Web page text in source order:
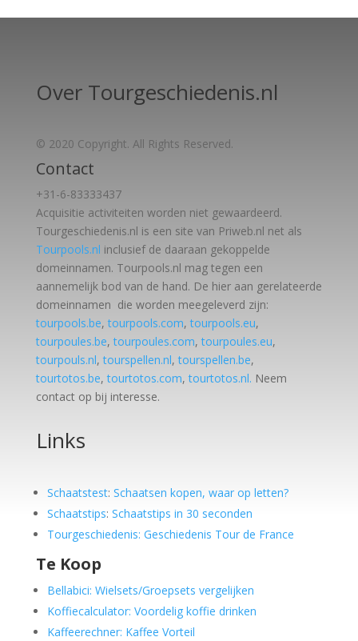
Over Tourgeschiedenis.nl
© 2020 Copyright. All Rights Reserved.
Contact
+31-6-83333437
Acquisitie activiteiten worden niet gewaardeerd.
Tourgeschiedenis.nl is een site van Priweb.nl net als
Tourpools.nl inclusief de daaraan gekoppelde
domeinnamen. Tourpools.nl mag tegen een
aannemelijk bod van de hand. De hier aan gerelateerde
domeinnamen die worden meegeleverd zijn:
tourpools.be,tourpools.com,tourpools.eu,
tourpoules.be,tourpoules.com,tourpoules.eu,
tourpouls.nl,tourspellen.nl,tourspellen.be,
tourtotos.be,tourtotos.com,tourtotos.nl. Neem
contact op bij interesse.
Links
Schaatstest: Schaatsen kopen, waar op letten?
Schaatstips: Schaatstips in 30 seconden
Tourgeschiedenis: Geschiedenis Tour de France
Te Koop
Bellabici: Wielsets/Groepsets vergelijken
Koffiecalculator: Voordelig koffie drinken
Kaffeerechner: Kaffee Vorteil